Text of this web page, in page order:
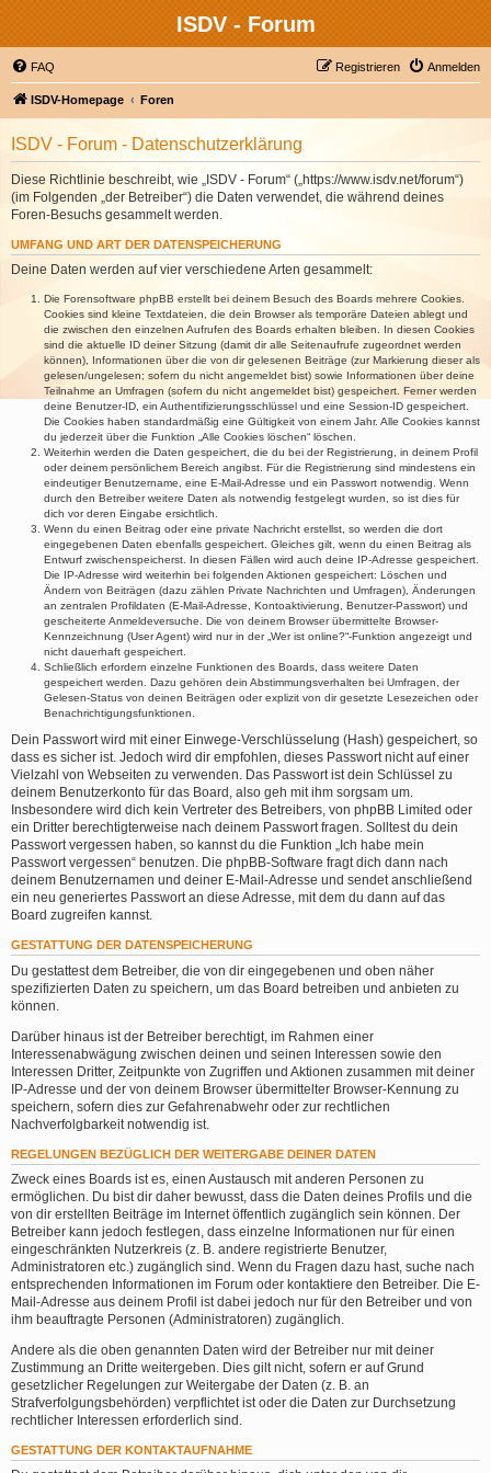
ISDV - Forum
FAQ Anmelden
Registrieren
ISDV-Homepage Foren
ISDV - Forum - Datenschutzerklärung
Diese Richtlinie beschreibt, wie „ISDV - Forum“ („https://www.isdv.net/forum“)
(im Folgenden „der Betreiber“) die Daten verwendet, die während deines
Foren-Besuchs gesammelt werden.
UMFANG UND ART DER DATENSPEICHERUNG
Deine Daten werden auf vier verschiedene Arten gesammelt:
Die Forensoftware phpBB erstellt bei deinem Besuch des Boards mehrere Cookies.
Cookies sind kleine Textdateien, die dein Browser als temporäre Dateien ablegt und
die zwischen den einzelnen Aufrufen des Boards erhalten bleiben. In diesen Cookies
sind die aktuelle ID deiner Sitzung (damit dir alle Seitenaufrufe zugeordnet werden
können), Informationen über die von dir gelesenen Beiträge (zur Markierung dieser als
gelesen/ungelesen; sofern du nicht angemeldet bist) sowie Informationen über deine
Teilnahme an Umfragen (sofern du nicht angemeldet bist) gespeichert. Ferner werden
deine Benutzer-ID, ein Authentifizierungsschlüssel und eine Session-ID gespeichert.
Die Cookies haben standardmäßig eine Gültigkeit von einem Jahr. Alle Cookies kannst
du jederzeit über die Funktion „Alle Cookies löschen“ löschen.
Weiterhin werden die Daten gespeichert, die du bei der Registrierung, in deinem Profil
oder deinem persönlichem Bereich angibst. Für die Registrierung sind mindestens ein
eindeutiger Benutzername, eine E-Mail-Adresse und ein Passwort notwendig. Wenn
durch den Betreiber weitere Daten als notwendig festgelegt wurden, so ist dies für
dich vor deren Eingabe ersichtlich.
Wenn du einen Beitrag oder eine private Nachricht erstellst, so werden die dort
eingegebenen Daten ebenfalls gespeichert. Gleiches gilt, wenn du einen Beitrag als
Entwurf zwischenspeicherst. In diesen Fällen wird auch deine IP-Adresse gespeichert.
Die IP-Adresse wird weiterhin bei folgenden Aktionen gespeichert: Löschen und
Ändern von Beiträgen (dazu zählen Private Nachrichten und Umfragen), Änderungen
an zentralen Profildaten (E-Mail-Adresse, Kontoaktivierung, Benutzer-Passwort) und
gescheiterte Anmeldeversuche. Die von deinem Browser übermittelte Browser-
Kennzeichnung (User Agent) wird nur in der „Wer ist online?“-Funktion angezeigt und
nicht dauerhaft gespeichert.
Schließlich erfordern einzelne Funktionen des Boards, dass weitere Daten
gespeichert werden. Dazu gehören dein Abstimmungsverhalten bei Umfragen, der
Gelesen-Status von deinen Beiträgen oder explizit von dir gesetzte Lesezeichen oder
Benachrichtigungsfunktionen.
Dein Passwort wird mit einer Einwege-Verschlüsselung (Hash) gespeichert, so
dass es sicher ist. Jedoch wird dir empfohlen, dieses Passwort nicht auf einer
Vielzahl von Webseiten zu verwenden. Das Passwort ist dein Schlüssel zu
deinem Benutzerkonto für das Board, also geh mit ihm sorgsam um.
Insbesondere wird dich kein Vertreter des Betreibers, von phpBB Limited oder
ein Dritter berechtigterweise nach deinem Passwort fragen. Solltest du dein
Passwort vergessen haben, so kannst du die Funktion „Ich habe mein
Passwort vergessen“ benutzen. Die phpBB-Software fragt dich dann nach
deinem Benutzernamen und deiner E-Mail-Adresse und sendet anschließend
ein neu generiertes Passwort an diese Adresse, mit dem du dann auf das
Board zugreifen kannst.
GESTATTUNG DER DATENSPEICHERUNG
Du gestattest dem Betreiber, die von dir eingegebenen und oben näher
spezifizierten Daten zu speichern, um das Board betreiben und anbieten zu
können.
Darüber hinaus ist der Betreiber berechtigt, im Rahmen einer
Interessenabwägung zwischen deinen und seinen Interessen sowie den
Interessen Dritter, Zeitpunkte von Zugriffen und Aktionen zusammen mit deiner
IP-Adresse und der von deinem Browser übermittelter Browser-Kennung zu
speichern, sofern dies zur Gefahrenabwehr oder zur rechtlichen
Nachverfolgbarkeit notwendig ist.
REGELUNGEN BEZÜGLICH DER WEITERGABE DEINER DATEN
Zweck eines Boards ist es, einen Austausch mit anderen Personen zu
ermöglichen. Du bist dir daher bewusst, dass die Daten deines Profils und die
von dir erstellten Beiträge im Internet öffentlich zugänglich sein können. Der
Betreiber kann jedoch festlegen, dass einzelne Informationen nur für einen
eingeschränkten Nutzerkreis (z. B. andere registrierte Benutzer,
Administratoren etc.) zugänglich sind. Wenn du Fragen dazu hast, suche nach
entsprechenden Informationen im Forum oder kontaktiere den Betreiber. Die E-
Mail-Adresse aus deinem Profil ist dabei jedoch nur für den Betreiber und von
ihm beauftragte Personen (Administratoren) zugänglich.
Andere als die oben genannten Daten wird der Betreiber nur mit deiner
Zustimmung an Dritte weitergeben. Dies gilt nicht, sofern er auf Grund
gesetzlicher Regelungen zur Weitergabe der Daten (z. B. an
Strafverfolgungsbehörden) verpflichtet ist oder die Daten zur Durchsetzung
rechtlicher Interessen erforderlich sind.
GESTATTUNG DER KONTAKTAUFNAHME